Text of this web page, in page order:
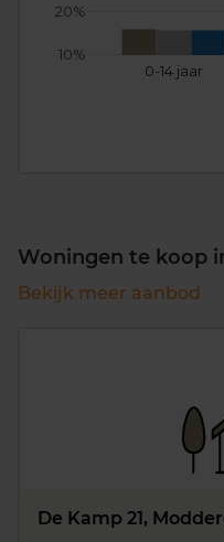
0-14 jaar
10%
20%
Woningen te koop
Bekijk meer aanbod
De Kamp 21,